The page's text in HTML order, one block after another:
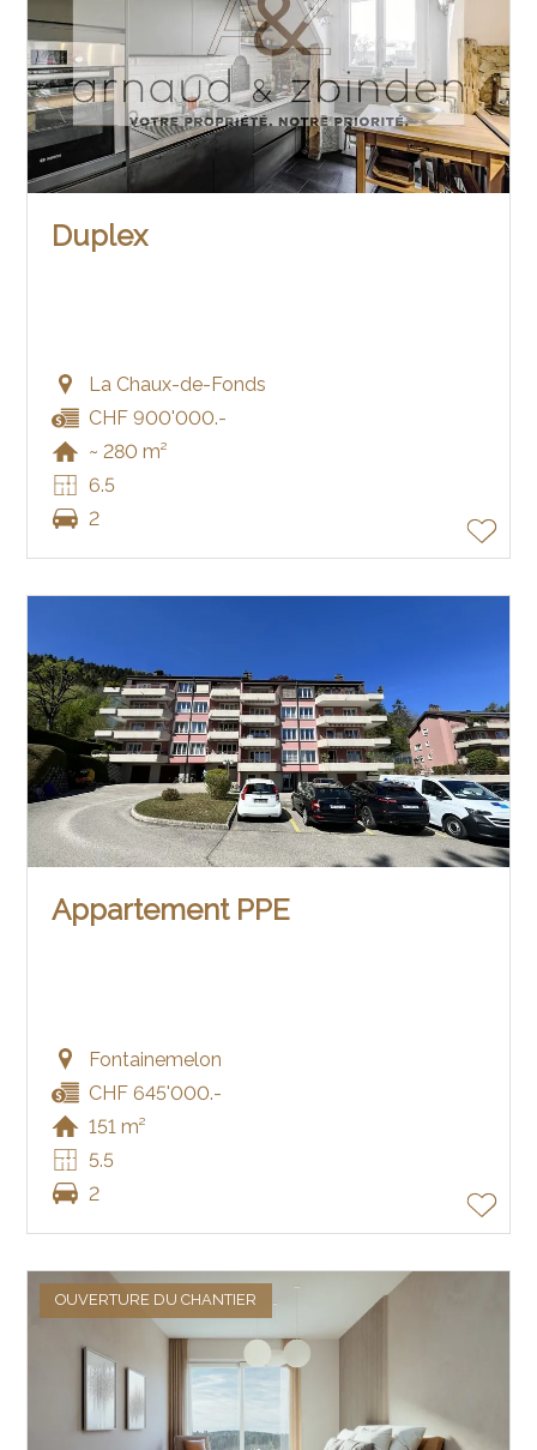
Duplex
La Chaux-de-Fonds
CHF 900'000.-
~ 280 m²
6.5
2
Appartement PPE
Fontainemelon
CHF 645'000.-
151 m²
5.5
2
OUVERTURE DU CHANTIER